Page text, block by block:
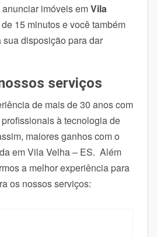
anunciar imóveis emVila
15 minutos e você também
disposição para dar
serviços
de mais de 30 anos com
à tecnologia de
maiores ganhos com o
em Vila Velha – ES. Além
a melhor experiência para
os nossos serviços: